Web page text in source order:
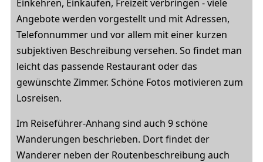
Einkehren, Einkaufen, Freizeit verbringen - viele
Angebote werden vorgestellt und mit Adressen,
Telefonnummer und vor allem mit einer kurzen
subjektiven Beschreibung versehen. So findet man
leicht das passende Restaurant oder das
gewünschte Zimmer. Schöne Fotos motivieren zum
Losreisen.
Im Reiseführer-Anhang sind auch 9 schöne
Wanderungen beschrieben. Dort findet der
Wanderer neben der Routenbeschreibung auch